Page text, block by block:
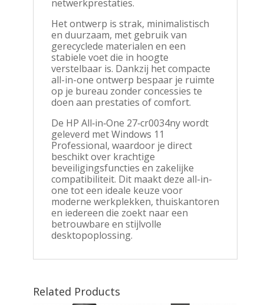
netwerkprestaties.
Het ontwerp is strak, minimalistisch
en duurzaam, met gebruik van
gerecyclede materialen en een
stabiele voet die in hoogte
verstelbaar is. Dankzij het compacte
all-in-one ontwerp bespaar je ruimte
op je bureau zonder concessies te
doen aan prestaties of comfort.
De HP All‑in‑One 27‑cr0034ny wordt
geleverd met Windows 11
Professional, waardoor je direct
beschikt over krachtige
beveiligingsfuncties en zakelijke
compatibiliteit. Dit maakt deze all-in-
one tot een ideale keuze voor
moderne werkplekken, thuiskantoren
en iedereen die zoekt naar een
betrouwbare en stijlvolle
desktopoplossing.
Related Products